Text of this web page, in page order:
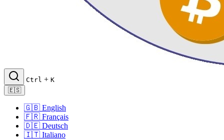
Ctrl + K
🇪🇸
🇬🇧 English
🇫🇷 Français
🇩🇪 Deutsch
🇮🇹 Italiano